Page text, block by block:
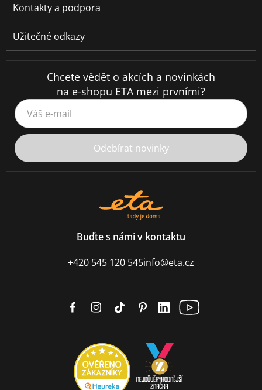
Kontakty a podpora
Užitečné odkazy
Chcete vědět o akcích a novinkách
na e-shopu ETA mezi prvními?
Váš e-mail
Odebírat novinky
Buďte s námi v kontaktu
+420 545 120 545info@eta.cz